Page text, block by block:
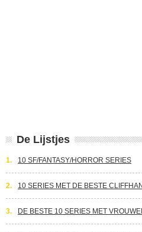
De Lijstjes
1. 10 SF/FANTASY/HORROR SERIES
2. 10 SERIES MET DE BESTE
3. DE BESTE 10 SERIES MET